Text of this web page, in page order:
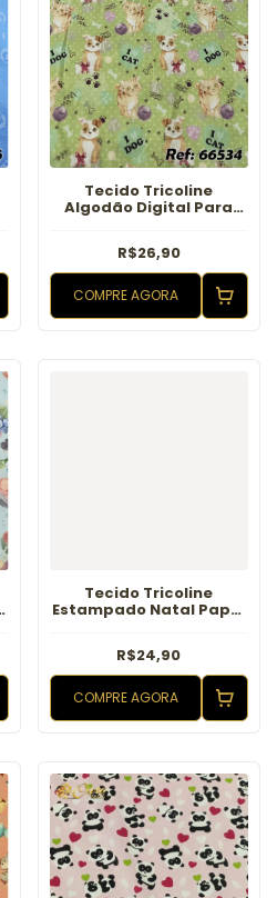
Tecido Tricoline
Algodão Digital Para
R$26,90
COMPRE AGORA
Tecido Tricoline
Estampado Natal Papai
R$24,90
COMPRE AGORA